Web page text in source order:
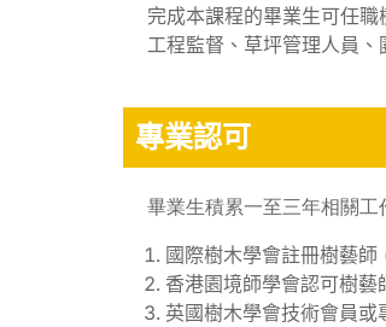
完成本課程的畢業生可任
工程監督、草坪管理人員
專業認可
畢業生積累一至三年相關工
國際樹木學會註冊樹藝師
香港園境師學會認可樹藝
英國樹木學會技術會員或